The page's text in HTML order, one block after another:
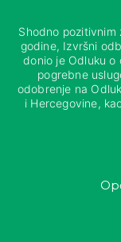
Shodno pozitivnim
godine, Izvršni
donio je Odluku o
pogrebne
odobrenje na
i Hercegovine,